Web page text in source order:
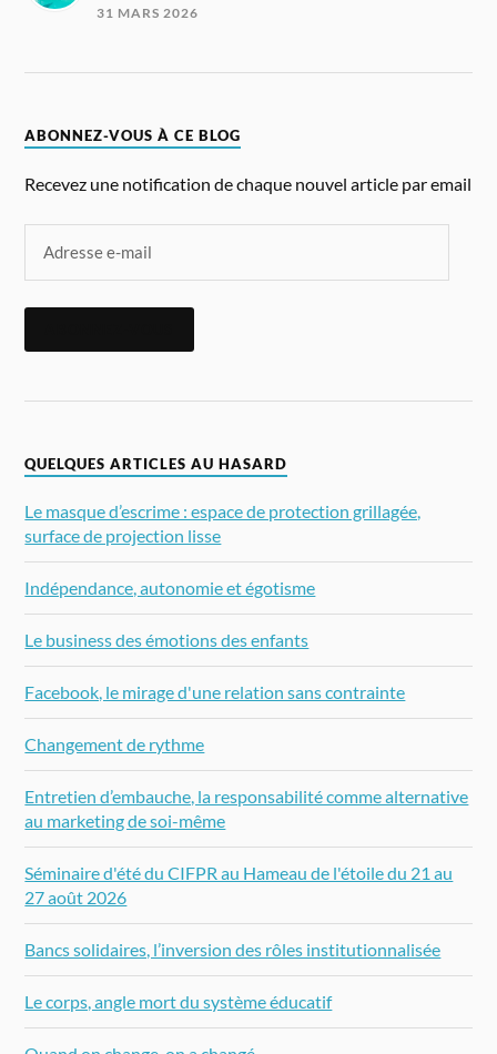
31 MARS 2026
ABONNEZ-VOUS À CE BLOG
Recevez une notification de chaque nouvel article par email
QUELQUES ARTICLES AU HASARD
Le masque d’escrime : espace de protection grillagée,
surface de projection lisse
Indépendance, autonomie et égotisme
Le business des émotions des enfants
Facebook, le mirage d'une relation sans contrainte
Changement de rythme
Entretien d’embauche, la responsabilité comme alternative
au marketing de soi-même
Séminaire d'été du CIFPR au Hameau de l'étoile du 21 au
27 août 2026
Bancs solidaires, l’inversion des rôles institutionnalisée
Le corps, angle mort du système éducatif